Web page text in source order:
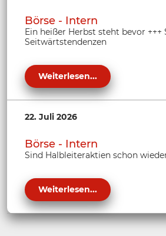
Börse - Intern
Ein heißer Herbst steht bevor
Seitwärtstendenzen
Weiterlesen...
22. Juli 2026
Börse - Intern
Sind Halbleiteraktien schon
Weiterlesen...